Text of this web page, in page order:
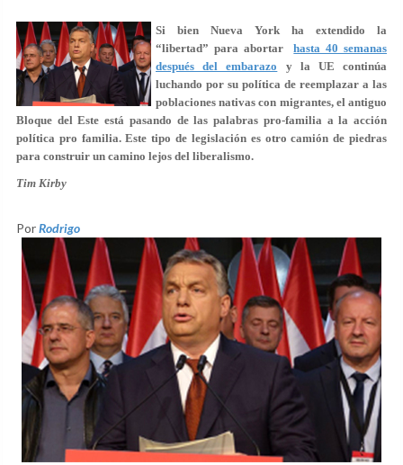
Si bien Nueva York ha extendido la
“libertad” para abortarhasta 40 semanas
después del embarazo y la UE continúa
luchando por su política de reemplazar a las
poblaciones nativas con migrantes, el antiguo
Bloque del Este está pasando de las palabras pro-familia a la acción
política pro familia. Este tipo de legislación es otro camión de piedras
para construir un camino lejos del liberalismo.
Tim Kirby
PorRodrigo